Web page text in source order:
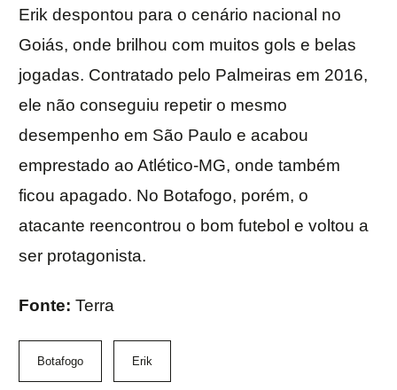
Erik despontou para o cenário nacional no
Goiás, onde brilhou com muitos gols e belas
jogadas. Contratado pelo Palmeiras em 2016,
ele não conseguiu repetir o mesmo
desempenho em São Paulo e acabou
emprestado ao Atlético-MG, onde também
ficou apagado. No Botafogo, porém, o
atacante reencontrou o bom futebol e voltou a
ser protagonista.
Fonte: Terra
Botafogo Erik